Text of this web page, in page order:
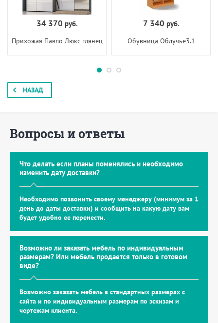
34 370 руб.
Прихожая Павло Люкс глянец
7 340 руб.
Обувница Облучье3.1
НАЗАД
Вопросы и ответы
Что делать если планы поменялись и необходимо
изменить дату доставки?
Необходимо позвонить своему менеджеру (минимум за 1
день до даты доставки) и сообщить на какую дату вам
будет удобно ее перенести.
Возможно ли заказать мебель по индивидуальным
размерам? Или мебель продается только в готовом
виде?
Возможно заказать мебель в стандартных размерах с
сайта и по индивидуальным размерам по эскизам и
чертежам клиента.